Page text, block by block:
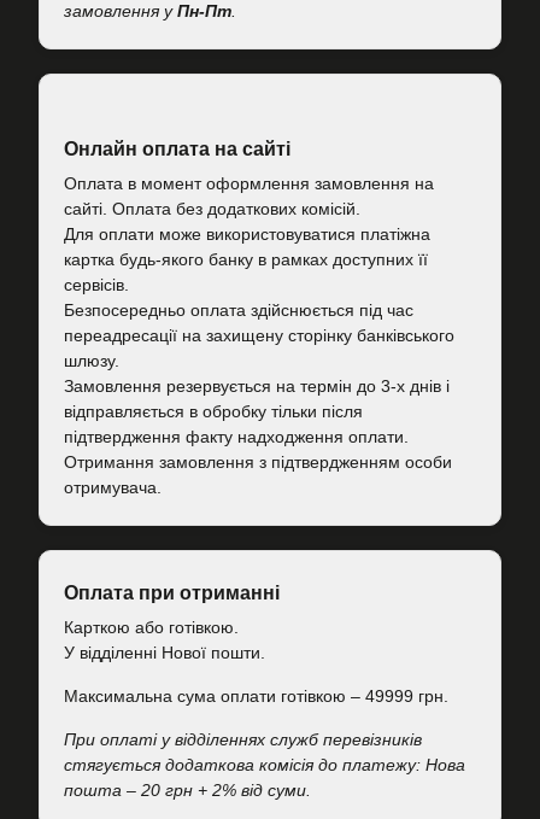
замовлення уПн-Пт
Онлайн оплата на сайті
Оплата в момент оформлення замовлення на
сайті. Оплата без додаткових комісій.
Для оплати може використовуватися платіжна
картка будь-якого банку в рамках доступних її
сервісів.
Безпосередньо оплата здійснюється під час
переадресації на захищену сторінку банківського
шлюзу.
Замовлення резервується на термін до 3-х днів і
відправляється в обробку тільки після
підтвердження факту надходження оплати.
Отримання замовлення з підтвердженням особи
отримувача.
Оплата при отриманні
Карткою або готівкою.
У відділенні Нової пошти.
Максимальна сума оплати готівкою – 49999 грн.
При оплаті у відділеннях служб перевізників
стягується додаткова комісія до платежу: Нова
пошта – 20 грн + 2% від суми.